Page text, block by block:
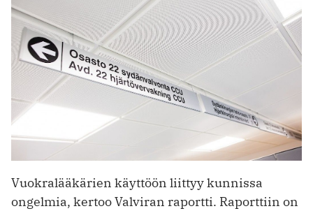
Vuokralääkärien käyttöön liittyy kunnissa
ongelmia, kertoo Valviran raportti. Raporttiin on